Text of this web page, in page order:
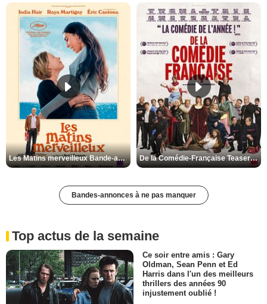
Les Matins merveilleux Bande-annonce VF De la Comédie-Française Teaser VF
Bandes-annonces à ne pas manquer
Top actus de la semaine
Ce soir entre amis : Gary
Oldman, Sean Penn et Ed
Harris dans l'un des meilleurs
thrillers des années 90
injustement oublié !